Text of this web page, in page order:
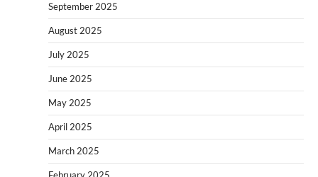
September 2025
August 2025
July 2025
June 2025
May 2025
April 2025
March 2025